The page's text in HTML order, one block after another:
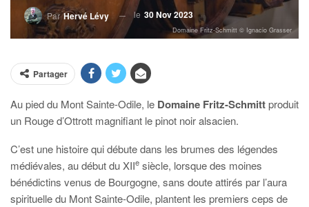
ParHervé Lévy le 30 Nov 2023
Domaine Fritz-Schmitt © Ignacio Grasser
Partager
Au pied du Mont Sainte-Odile, le Domaine Fritz-Schmittproduit
un Rouge d’Ottrott magnifiant le pinot noir alsacien.
C’est une histoire qui débute dans les brumes des légendes
médiévales, au début du XIIe siècle, lorsque des moines
bénédictins venus de Bourgogne, sans doute attirés par l’aura
spirituelle du Mont Sainte-Odile, plantent les premiers ceps de